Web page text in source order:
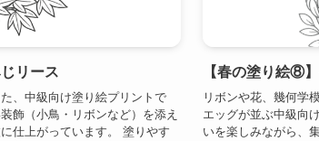
リース
、中級向け塗り絵プリントで
飾（小鳥・リボンなど）を添え
仕上がっています。 塗りやす
【春の塗り絵⑧
リボンや花、幾何学
エッグが並ぶ中級向
いを楽しみながら、